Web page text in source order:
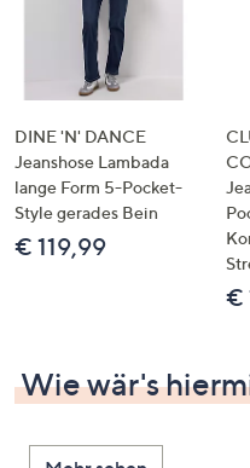
DINE 'N' DANCE
Jeanshose Lambada
lange Form 5-Pocket-
Style gerades Bein
€ 119,99
€
Wie wär's